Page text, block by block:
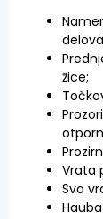
žice;
Vrata
Sva